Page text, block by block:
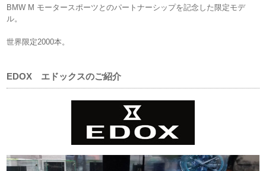
BMW M モータースポーツとのパートナーシップを記念した限定モデ
ル。
世界限定2000本。
EDOX エドックスのご紹介